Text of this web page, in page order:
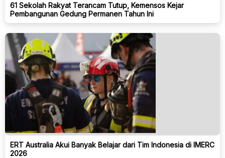
61 Sekolah Rakyat Terancam Tutup, Kemensos Kejar
Pembangunan Gedung Permanen Tahun Ini
ERT Australia Akui Banyak Belajar dari Tim Indonesia di IMERC
2026